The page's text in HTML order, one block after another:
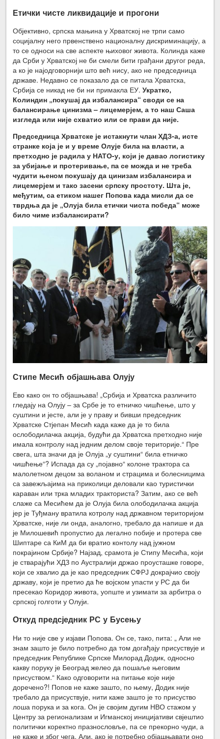
Етички чисте ликвидације и прогони
Објективно, српска мањина у Хрватској не трпи само
социјалну него првенствено националну дискриминацију, а
то се односи на све аспекте њиховог живота. Колинда каже
да Срби у Хрватској не би смели бити грађани другог реда,
а ко је најодговорнији што већ нису, ако не председница
државе. Недавно се показало да се питала Хрватска,
Србија се никад не би ни примакла ЕУ.Укратко,
Колиндин „покушај да избалансира“ своди се на
балансирање цинизма – лицемерјем, а то наш Саша
изгледа или није схватио или се прави да није.
Председница Хрватске је истакнути члан ХДЗ-а, исте
странке која је и у време Олује била на власти, а
претходно је радила у НАТО-у, који је давао логистику
за убијање и протеривање, па се можда и не треба
чудити њеном покушају да цинизам избалансира и
лицемерјем и тако засени српску простоту. Шта је,
међутим, са етиком нашег Попова када мисли да се
тврдња да је „Олуја била етички чиста победа“ може
било чиме избалансирати?
Стипе Месић објашњава Олују
Ево како он то објашњава! „Србија и Хрватска различито
гледају на Олују – за Србе је то етничко чишћење, што у
суштини и јесте, али је у праву и бивши председник
Хрватске Стјепан Месић када каже да је то била
ослободилачка акција, будући да Хрватска претходно није
имала контролу над једним делом своје територије.“ Пре
свега, шта значи да је Олуја „у суштини“ била етничко
чишћење“? Испада да су „појавно“ колоне трактора са
малолетном децом за воланом и страцима и болесницима
са завежљајима на приколици деловали као туристички
караван или трка младих тракториста? Затим, ако се већ
слаже са Месићем да је Олуја била олободилачка акција
јер је Туђману вратила котролу над државном територијом
Хрватске, није ли онда, аналогно, требало да напише и да
је Милошевић пропустио да легално побије и протера све
Шиптаре са КиМ да би вратио контолу над јужном
покрајином Србије? Најзад, срамота је Стипу Месића, који
је стварајући ХДЗ по Аустралији држао проусташке говоре,
који се хвалио да је као председник СФРЈ докрајчио своју
државу, који је претио да ће војском упасти у РС да би
пресекао Коридор живота, уопште и узимати за арбитра о
српској голготи у Олуји.
Откуд предсједник РС у Бусењу
Ни то није све у изјави Попова. Он се, тако, пита: „ Али не
знам зашто је било потребно да том догађају присуствује и
председник Републике Српске Милорад Додик, односно
какву поруку је Београд желео да пошаље његовим
присуством.“ Како одговорити на питање које није
доречено?! Попов не каже зашто, по њему, Додик није
требало да присуствује, нити каже зашто је то присуство
лоша порука и за кога. Он је својим дугим НВО стажом у
Центру за регионализам и Игманској иницијативи свјештио
политички коректно празнословље, па се прекорно чуди, а
не каже и због чега. Али, ако је потребно објашњавати оно